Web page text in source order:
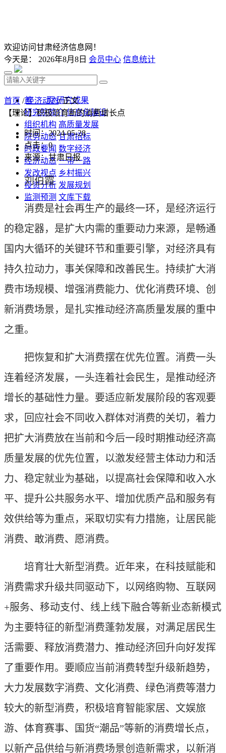
欢迎访问甘肃经济信息网！
今天是： 2026年8月8日 会员中心 信息统计
首 页 研究成果
研究院简介 信息化建设
组织机构 高质量发展
院务动态 甘肃招标
时政要闻 数字经济
经济动态 一带一路
发改视点 乡村振兴
投资分析 发展规划
监测预测 文库下载
首页 /经济动态/ 正文
【理论】积极培育新的消费增长点
时间：2024-05-28
点击：0
来源：甘肃日报
刘伯霞
消费是社会再生产的最终一环，是经济运行
的稳定器，是扩大内需的重要动力来源，是畅通
国内大循环的关键环节和重要引擎，对经济具有
持久拉动力，事关保障和改善民生。持续扩大消
费市场规模、增强消费能力、优化消费环境、创
新消费场景，是扎实推动经济高质量发展的重中
之重。
把恢复和扩大消费摆在优先位置。消费一头
连着经济发展，一头连着社会民生，是推动经济
增长的基础性力量。要适应新发展阶段的客观要
求，回应社会不同收入群体对消费的关切，着力
把扩大消费放在当前和今后一段时期推动经济高
质量发展的优先位置，以激发经营主体动力和活
力、稳定就业为基础，以提高社会保障和收入水
平、提升公共服务水平、增加优质产品和服务有
效供给等为重点，采取切实有力措施，让居民能
消费、敢消费、愿消费。
培育壮大新型消费。近年来，在科技赋能和
消费需求升级共同驱动下，以网络购物、互联网
+服务、移动支付、线上线下融合等新业态新模式
为主要特征的新型消费蓬勃发展，对满足居民生
活需要、释放消费潜力、推动经济回升向好发挥
了重要作用。要顺应当前消费转型升级新趋势，
大力发展数字消费、文化消费、绿色消费等潜力
较大的新型消费，积极培育智能家居、文娱旅
游、体育赛事、国货“潮品”等新的消费增长点，
以新产品供给与新消费场景创造新需求，以新消